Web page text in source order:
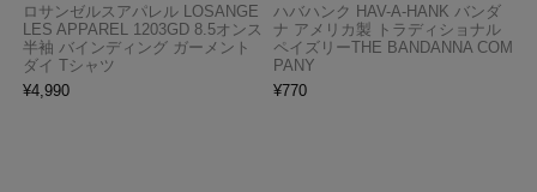
ロサンゼルスアパレル LOSANGE
LES APPAREL 1203GD 8.5オンス
半袖 バインディング ガーメント
ダイ Tシャツ
¥4,990
ハバハンク HAV-A-HANK バンダ
ナ アメリカ製 トラディショナル
ペイズリーTHE BANDANNA COM
PANY
¥770